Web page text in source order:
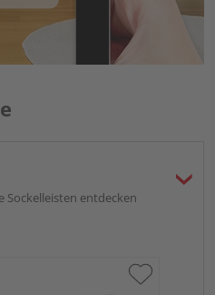
Sockelleisten entdecken